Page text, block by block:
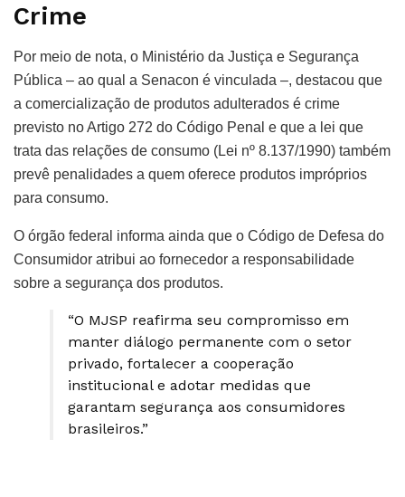
Crime
Por meio de nota, o Ministério da Justiça e Segurança
Pública – ao qual a Senacon é vinculada –, destacou que
a comercialização de produtos adulterados é crime
previsto no Artigo 272 do Código Penal e que a lei que
trata das relações de consumo (Lei nº 8.137/1990) também
prevê penalidades a quem oferece produtos impróprios
para consumo.
O órgão federal informa ainda que o Código de Defesa do
Consumidor atribui ao fornecedor a responsabilidade
sobre a segurança dos produtos.
“O MJSP reafirma seu compromisso em
manter diálogo permanente com o setor
privado, fortalecer a cooperação
institucional e adotar medidas que
garantam segurança aos consumidores
brasileiros.”